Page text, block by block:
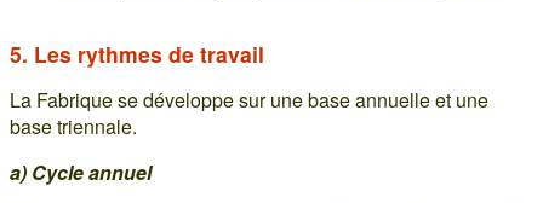
5. Les rythmes de travail
La Fabrique se développe sur une base annuelle et une
base triennale.
a) Cycle annuel